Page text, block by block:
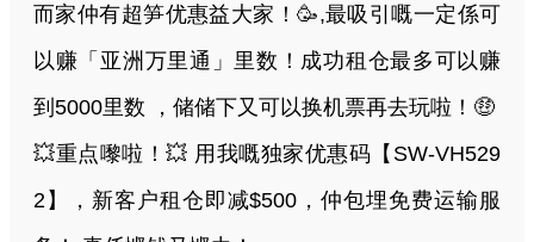
而家仲有超笋优惠益大家！🥳,最吸引嘅一定係可
以赚「亚洲万里通」里数！成功租仓最多可以赚
到5000里数 ，储储下又可以换机票再去玩啦！🤑
💥重点嚟啦！💥 用我嘅独家优惠码【SW-VH529
2】，新客户租仓即减$500，仲包埋免费运输服